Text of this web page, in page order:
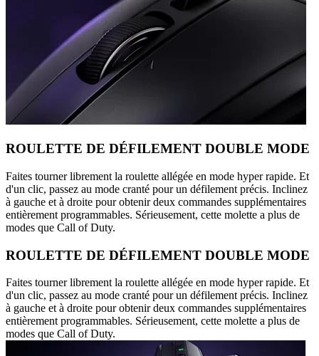
ROULETTE DE DÉFILEMENT DOUBLE MODE
Faites tourner librement la roulette allégée en mode hyper rapide. Et
d'un clic, passez au mode cranté pour un défilement précis. Inclinez
à gauche et à droite pour obtenir deux commandes supplémentaires
entièrement programmables. Sérieusement, cette molette a plus de
modes que Call of Duty.
ROULETTE DE DÉFILEMENT DOUBLE MODE
Faites tourner librement la roulette allégée en mode hyper rapide. Et
d'un clic, passez au mode cranté pour un défilement précis. Inclinez
à gauche et à droite pour obtenir deux commandes supplémentaires
entièrement programmables. Sérieusement, cette molette a plus de
modes que Call of Duty.